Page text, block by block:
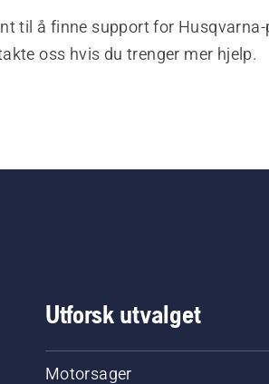
til å finne support for Husqvarna-
oss hvis du trenger mer hjelp.
Utforsk utvalget
Motorsager